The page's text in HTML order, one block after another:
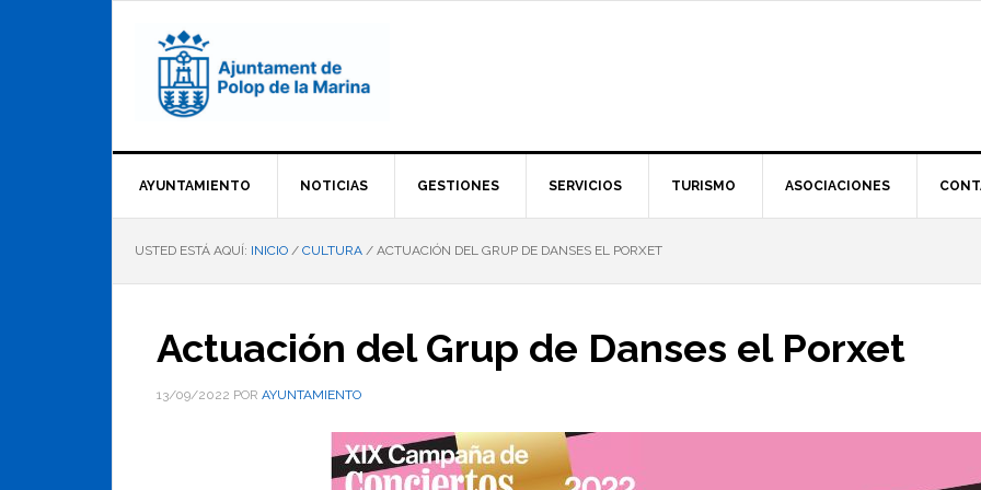
AYUNTAMIENTO NOTICIAS GESTIONES SERVICIOS TURISMO ASOCIACIONES
USTED ESTÁ AQUÍ: INICIO / CULTURA / ACTUACIÓN DEL GRUP DE DANSES EL PORXET
Actuación del Grup de Danses el Porxet
13/09/2022 POR AYUNTAMIENTO